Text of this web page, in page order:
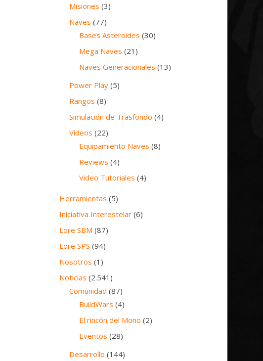
Misiones (3)
Naves (77)
Bases Asteroides (30)
Mega Naves (21)
Naves Generacionales (13)
Power Play (5)
Rangos (8)
Simulación de Trasfondo (4)
Vídeos (22)
Equipamiento Naves (8)
Reviews (4)
Video Tutoriales (4)
Herramientas (5)
Iniciativa Interestelar (6)
Lore SBM (87)
Lore SPS (94)
Nosotros (1)
Noticias (2.541)
Comunidad (87)
BuildWars (4)
El rincón del Mono (2)
Eventos (28)
Desarrollo (144)